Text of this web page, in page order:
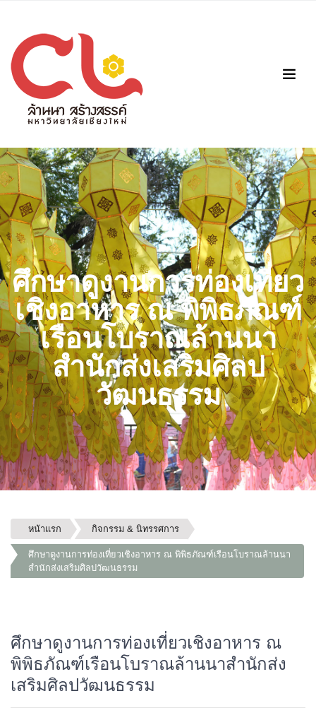
ศึกษาดูงานการท่องเที่ยว
เชิงอาหาร ณ พิพิธภัณฑ์
เรือนโบราณล้านนา
สำนักส่งเสริมศิลป
วัฒนธรรม
หน้าแรก กิจกรรม & นิทรรศการ
ศึกษาดูงานการท่องเที่ยวเชิงอาหาร ณ พิพิธภัณฑ์เรือนโบราณล้านนา
สำนักส่งเสริมศิลปวัฒนธรรม
ศึกษาดูงานการท่องเที่ยวเชิงอาหาร ณ
พิพิธภัณฑ์เรือนโบราณล้านนาสำนักส่ง
เสริมศิลปวัฒนธรรม